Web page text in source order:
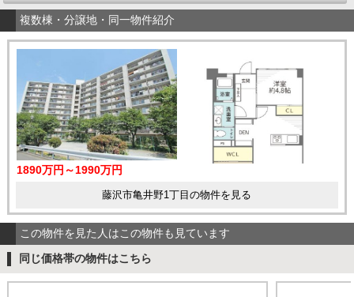
複数棟・分譲地・同一物件紹介
1890万円～1990万円
藤沢市亀井野1丁目の物件を見る
この物件を見た人はこの物件も見ています
同じ価格帯の物件はこちら